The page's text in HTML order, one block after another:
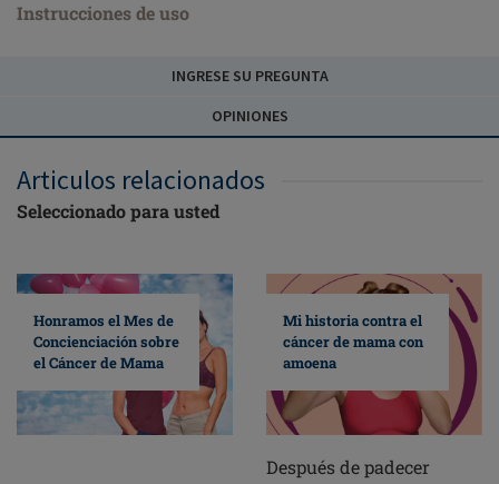
Instrucciones de uso
INGRESE SU PREGUNTA
OPINIONES
Articulos relacionados
Seleccionado para usted
Honramos el Mes de
Concienciación sobre
el Cáncer de Mama
Mi historia contra el
cáncer de mama con
amoena
Después de padecer